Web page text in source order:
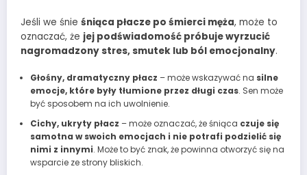
Jeśli we śnie śniąca płacze po śmierci męża, może to
oznaczać, że jej podświadomość próbuje wyrzucić
nagromadzony stres, smutek lub ból emocjonalny.
Głośny, dramatyczny płacz – może wskazywać na silne
emocje, które były tłumione przez długi czas. Sen może
być sposobem na ich uwolnienie.
Cichy, ukryty płacz – może oznaczać, że śniąca czuje się
samotna w swoich emocjach i nie potrafi podzielić się
nimi z innymi. Może to być znak, że powinna otworzyć się na
wsparcie ze strony bliskich.